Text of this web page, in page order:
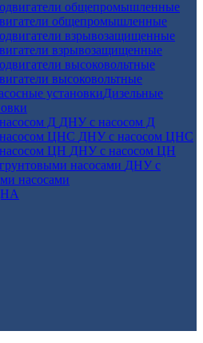
общепромышленные
взрывозащищенные
высоковольтные
Дизельные
ДНУ с насосом Д
ДНУ с насосом ЦНС
ДНУ с насосом ЦН
ДНУ с
насосами